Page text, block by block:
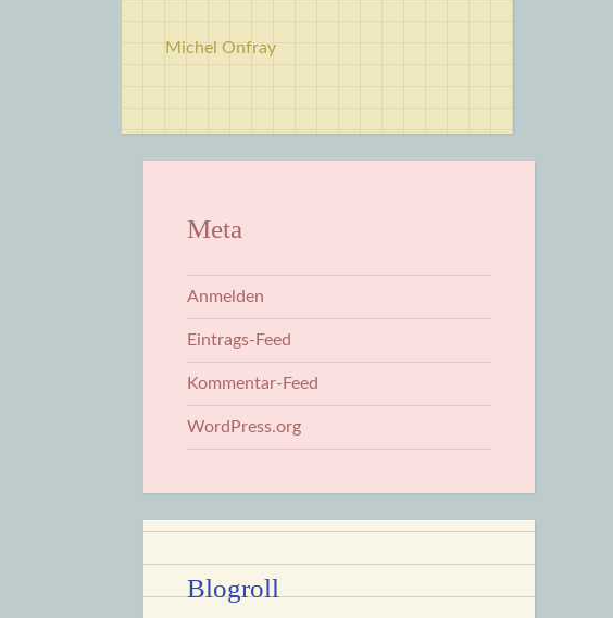
Michel Onfray
Meta
Anmelden
Eintrags-Feed
Kommentar-Feed
WordPress.org
Blogroll